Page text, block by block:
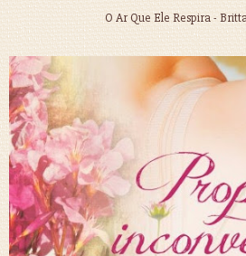
O Ar Que Ele Respira -